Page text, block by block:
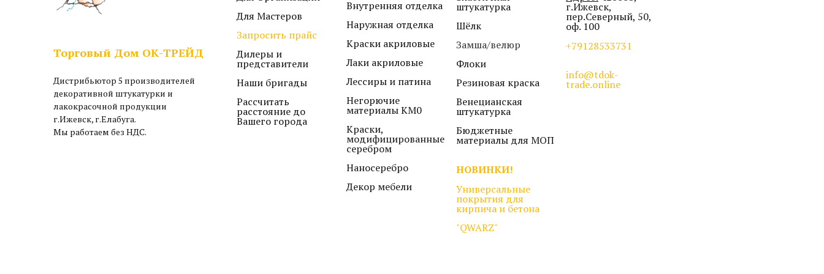
Торговый Дом ОК-ТРЕЙД
Дистрибьютор 5 производителей
декоративной штукатурки и
лакокрасочной продукции
г.Ижевск, г.Елабуга.
Мы работаем без НДС.
Для Мастеров
Запросить прайс
Дилеры и
представители
Наши бригады
Рассчитать
расстояние до
Вашего города
Внутренняя отделка
Наружная отделка
Краски акриловые
Лаки акриловые
Лессиры и патина
Негорючие
материалы КМ0
Краски,
модифицированные
серебром
Наносеребро
Декор мебели
штукатурка
Шёлк
Замша/велюр
Флоки
Резиновая краска
Венецианская
штукатурка
Бюджетные
материалы для МОП
НОВИНКИ!
Универсальные
покрытия для
кирпича и бетона
"QWARZ"
г.Ижевск,
пер.Северный, 50,
оф. 100
+79128533731
info@tdok-
trade.online